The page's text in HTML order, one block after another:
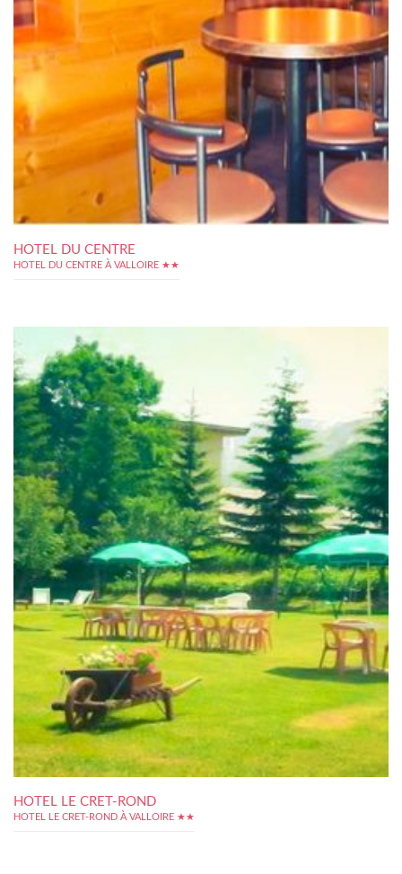
HOTEL DU CENTRE
HOTEL DU CENTRE À VALLOIRE ★★
HOTEL LE CRET-ROND
HOTEL LE CRET-ROND À VALLOIRE ★★